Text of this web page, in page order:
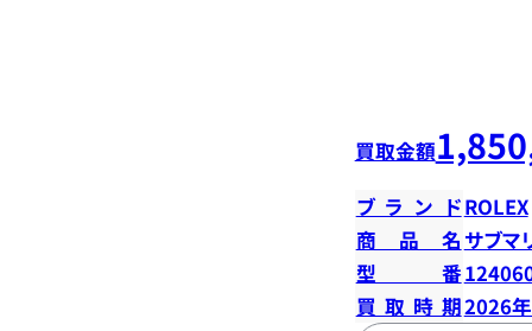
買取金額
ブランドROLEX
商品名 サブマ
型番
買取時期2026